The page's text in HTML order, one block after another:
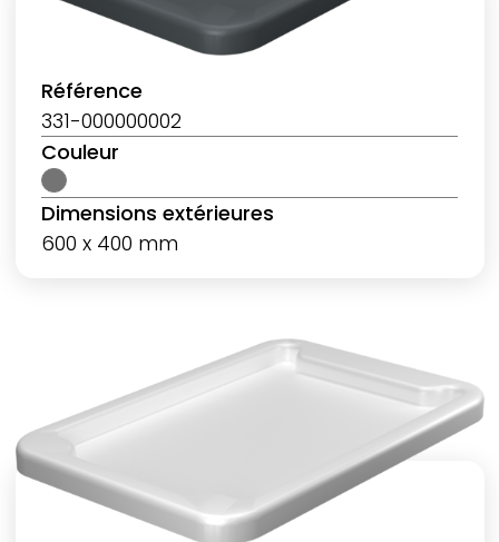
Référence
331-000000002
Couleur
Dimensions extérieures
600 x 400 mm